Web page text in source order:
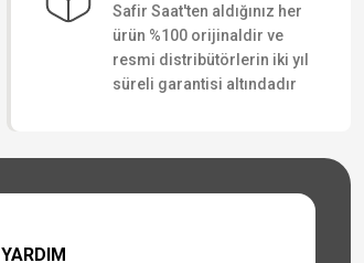
Safir Saat'ten aldığınız her
ürün %100 orijinaldir ve
resmi distribütörlerin iki yıl
süreli garantisi altındadır
YARDIM